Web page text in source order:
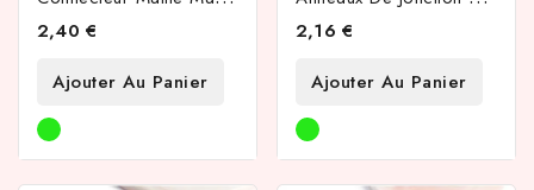
2,40 €
Ajouter Au Panier
2,16 €
Ajouter Au Panier